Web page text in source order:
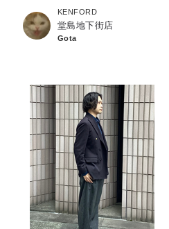
KENFORD
堂島地下街店
Gota